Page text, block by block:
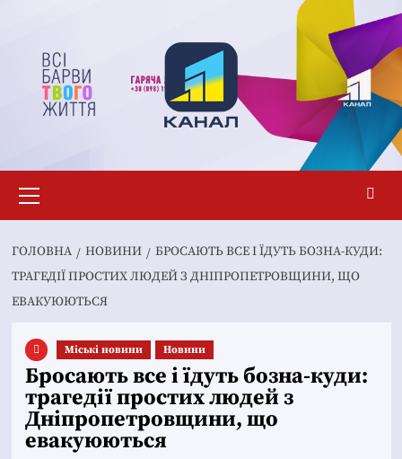
вмісту
меню
ГОЛОВНА НОВИНИ
БРОСАЮТЬ ВСЕ І ЇДУТЬ БОЗНА-КУДИ:
ТРАГЕДІЇ ПРОСТИХ ЛЮДЕЙ З ДНІПРОПЕТРОВЩИНИ, ЩО
ЕВАКУЮЮТЬСЯ
Mіські новини Новини
Бросають все і їдуть бозна-куди:
трагедії простих людей з
Дніпропетровщини, що
евакуюються